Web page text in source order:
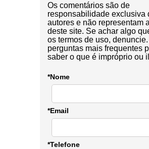
Os comentários são de
responsabilidade exclusiva
autores e não representam
deste site. Se achar algo
os termos de uso,
perguntas mais frequentes
saber o que é impróprio ou
*Nome
*Email
*Telefone